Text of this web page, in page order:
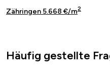
Zähringen 5.668 €/m2
Häufig gestellte